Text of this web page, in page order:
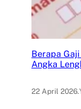
Berapa
Angka
22 April 2026.